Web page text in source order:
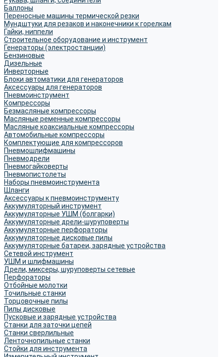
Баллоны
Переносные машины термической резки
Мундштуки для резаков и наконечники к горелкам
Гайки, ниппели
Строительное оборудование и инструмент
Генераторы (электростанции)
Бензиновые
Дизельные
Инверторные
Блоки автоматики для генераторов
Аксессуары для генераторов
Пневмоинструмент
Компрессоры
Безмасляные компрессоры
Масляные ременные компрессоры
Масляные коаксиальные компрессоры
Автомобильные компрессоры
Комплектующие для компрессоров
Пневмошлифмашины
Пневмодрели
Пневмогайковерты
Пневмопистолеты
Наборы пневмоинструмента
Шланги
Аксессуары к пневмоинструменту
Аккумуляторный инструмент
Аккумуляторные УШМ (болгарки)
Аккумуляторные дрели-шуруповерты
Аккумуляторные перфораторы
Аккумуляторные дисковые пилы
Аккумуляторные батареи, зарядные устройства
Сетевой инструмент
УШМ и шлифмашины
Дрели, миксеры, шуруповерты сетевые
Перфораторы
Отбойные молотки
Точильные станки
Торцовочные пилы
Пилы дисковые
Пусковые и зарядные устройства
Станки для заточки цепей
Станки сверлильные
Ленточнопильные станки
Стойки для инструмента